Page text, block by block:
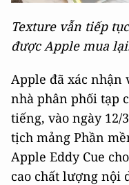
Texture vẫn tiếp
được Apple mua
Apple đã xác nhận
nhà phân phối tạp
tiếng, vào ngày 12/
tịch mảng Phần
Apple Eddy Cue
cao chất lượng nội